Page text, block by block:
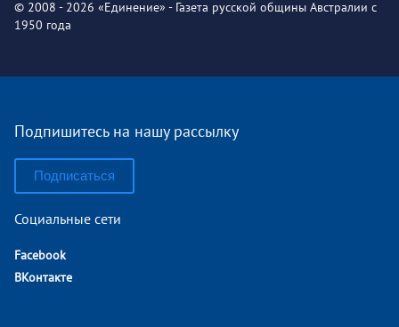
© 2008 - 2026 «Единение» - Газета русской общины Австралии с
1950 года
Подпишитесь на нашу рассылку
Подписаться
Социальные сети
Facebook
ВКонтакте